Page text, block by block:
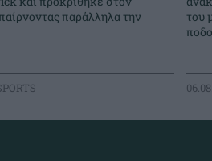
παράλληλα την
του